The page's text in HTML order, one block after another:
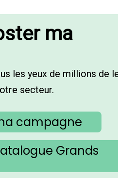
ma
les yeux de millions de
secteur.
campagne
Grands